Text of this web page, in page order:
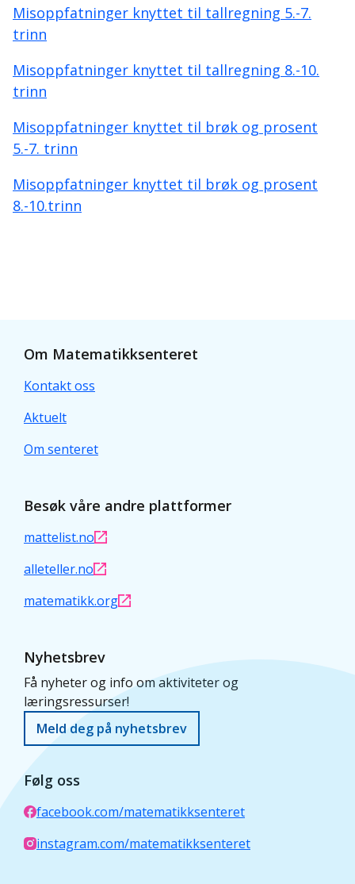
Misoppfatninger knyttet til tallregning 5.-7.
trinn
Misoppfatninger knyttet til tallregning 8.-10.
trinn
Misoppfatninger knyttet til brøk og prosent
5.-7. trinn
Misoppfatninger knyttet til brøk og prosent
8.-10.trinn
Om Matematikksenteret
Kontakt oss
Aktuelt
Om senteret
Besøk våre andre plattformer
mattelist.no
alleteller.no
matematikk.org
Nyhetsbrev
Få nyheter og info om aktiviteter og
læringsressurser!
Meld deg på nyhetsbrev
Følg oss
facebook.com/matematikksenteret
instagram.com/matematikksenteret